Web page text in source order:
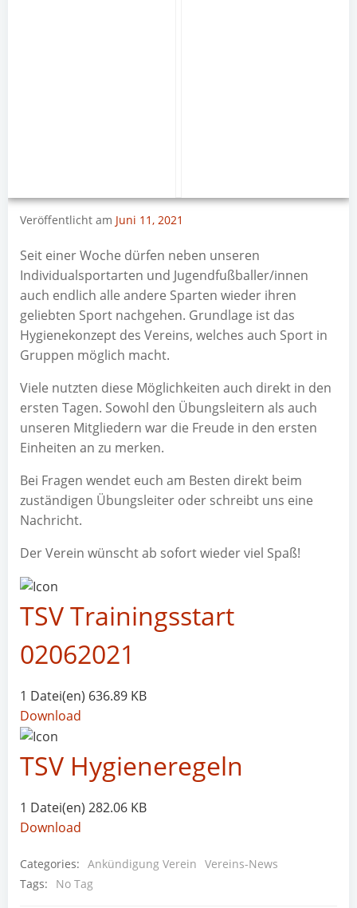
Veröffentlicht am Juni 11, 2021
Seit einer Woche dürfen neben unseren
Individualsportarten und Jugendfußballer/innen
auch endlich alle andere Sparten wieder ihren
geliebten Sport nachgehen. Grundlage ist das
Hygienekonzept des Vereins, welches auch Sport in
Gruppen möglich macht.
Viele nutzten diese Möglichkeiten auch direkt in den
ersten Tagen. Sowohl den Übungsleitern als auch
unseren Mitgliedern war die Freude in den ersten
Einheiten an zu merken.
Bei Fragen wendet euch am Besten direkt beim
zuständigen Übungsleiter oder schreibt uns eine
Nachricht.
Der Verein wünscht ab sofort wieder viel Spaß!
TSV Trainingsstart
02062021
1 Datei(en) 636.89 KB
Download
TSV Hygieneregeln
1 Datei(en) 282.06 KB
Download
Categories: Ankündigung Verein Vereins-News
Tags:
No Tag